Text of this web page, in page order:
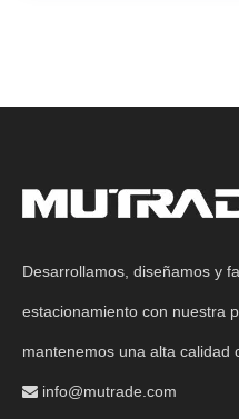
Desarrollamos, diseñamos y
estacionamiento con nuestra
mantenemos una alta calidad
 info@mutrade.com